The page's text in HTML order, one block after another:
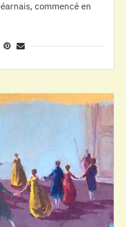
commencé en